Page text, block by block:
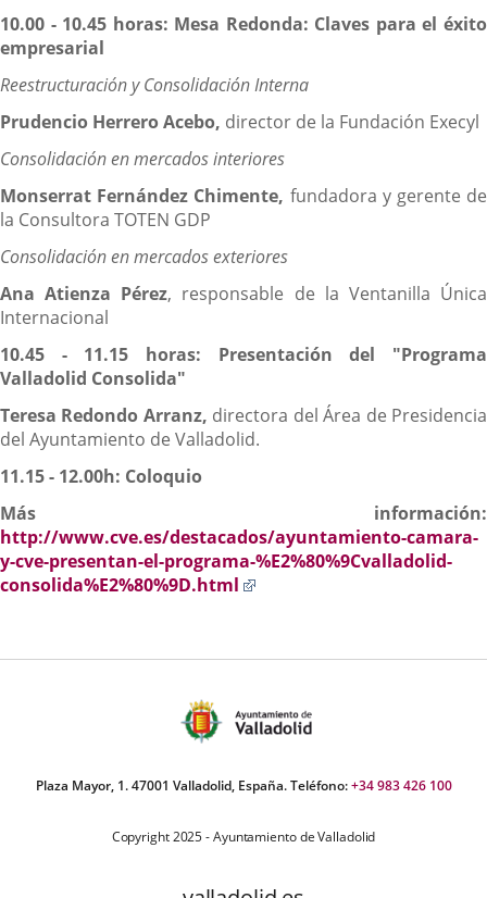
10.00 - 10.45 horas: Mesa Redonda: Claves para el éxito
empresarial
Reestructuración y Consolidación Interna
Prudencio Herrero Acebo, director de la Fundación Execyl
Consolidación en mercados interiores
Monserrat Fernández Chimente, fundadora y gerente de
la Consultora TOTEN GDP
Consolidación en mercados exteriores
Ana Atienza Pérez, responsable de la Ventanilla Única
Internacional
10.45 - 11.15 horas: Presentación del "Programa
Valladolid Consolida"
Teresa Redondo Arranz, directora del Área de Presidencia
del Ayuntamiento de Valladolid.
11.15 - 12.00h: Coloquio
Más información:
http://www.cve.es/destacados/ayuntamiento-camara-
y-cve-presentan-el-programa-%E2%80%9Cvalladolid-
consolida%E2%80%9D.html
aplicación
Plaza Mayor, 1. 47001 Valladolid, España. Teléfono:+34 983 426 100
Copyright 2025 - Ayuntamiento de Valladolid